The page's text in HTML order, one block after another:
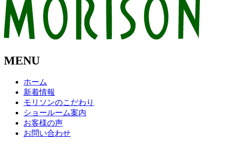
MENU
ホーム
新着情報
モリソンのこだわり
ショールーム案内
お客様の声
お問い合わせ